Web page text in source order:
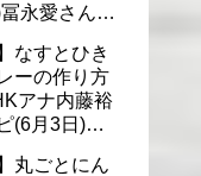
永愛さん＆
なすとひき
ーの作り方
アナ内藤裕
(6月3日)リ
丸ごとにん